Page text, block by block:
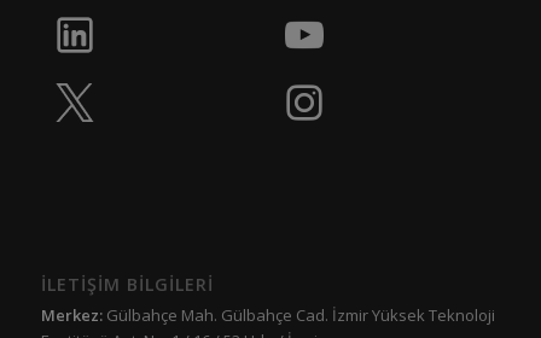
İLETİŞİM BİLGİLERİ
Merkez:Gülbahçe Mah. Gülbahçe Cad. İzmir Yüksek Teknoloji